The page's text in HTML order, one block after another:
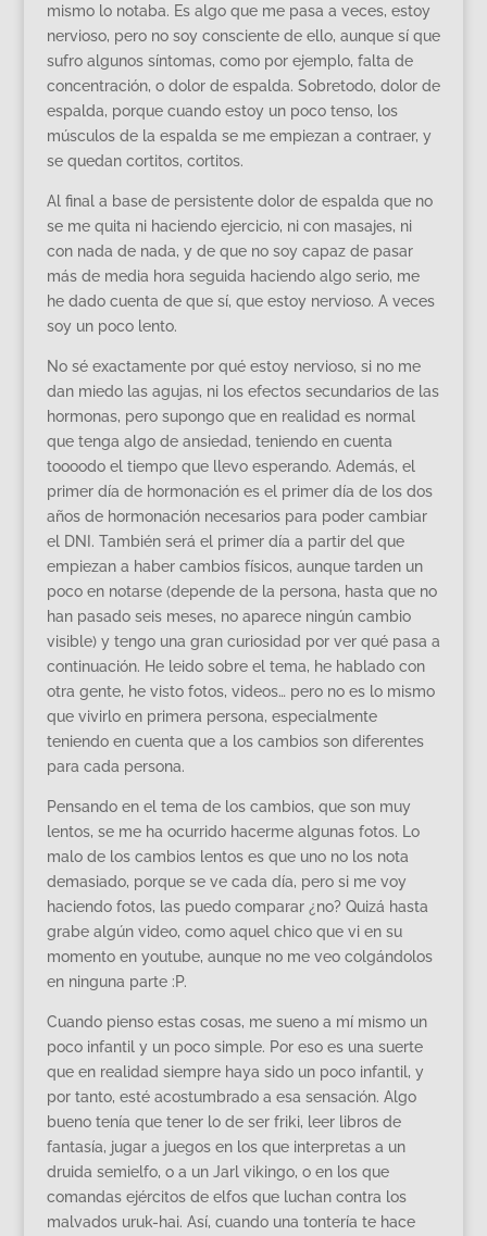
mismo lo notaba. Es algo que me pasa a veces, estoy
nervioso, pero no soy consciente de ello, aunque sí que
sufro algunos síntomas, como por ejemplo, falta de
concentración, o dolor de espalda. Sobretodo, dolor de
espalda, porque cuando estoy un poco tenso, los
músculos de la espalda se me empiezan a contraer, y
se quedan cortitos, cortitos.
Al final a base de persistente dolor de espalda que no
se me quita ni haciendo ejercicio, ni con masajes, ni
con nada de nada, y de que no soy capaz de pasar
más de media hora seguida haciendo algo serio, me
he dado cuenta de que sí, que estoy nervioso. A veces
soy un poco lento.
No sé exactamente por qué estoy nervioso, si no me
dan miedo las agujas, ni los efectos secundarios de las
hormonas, pero supongo que en realidad es normal
que tenga algo de ansiedad, teniendo en cuenta
toooodo el tiempo que llevo esperando. Además, el
primer día de hormonación es el primer día de los dos
años de hormonación necesarios para poder cambiar
el DNI. También será el primer día a partir del que
empiezan a haber cambios físicos, aunque tarden un
poco en notarse (depende de la persona, hasta que no
han pasado seis meses, no aparece ningún cambio
visible) y tengo una gran curiosidad por ver qué pasa a
continuación. He leido sobre el tema, he hablado con
otra gente, he visto fotos, videos… pero no es lo mismo
que vivirlo en primera persona, especialmente
teniendo en cuenta que a los cambios son diferentes
para cada persona.
Pensando en el tema de los cambios, que son muy
lentos, se me ha ocurrido hacerme algunas fotos. Lo
malo de los cambios lentos es que uno no los nota
demasiado, porque se ve cada día, pero si me voy
haciendo fotos, las puedo comparar ¿no? Quizá hasta
grabe algún video, como aquel chico que vi en su
momento en youtube, aunque no me veo colgándolos
en ninguna parte :P.
Cuando pienso estas cosas, me sueno a mí mismo un
poco infantil y un poco simple. Por eso es una suerte
que en realidad siempre haya sido un poco infantil, y
por tanto, esté acostumbrado a esa sensación. Algo
bueno tenía que tener lo de ser friki, leer libros de
fantasía, jugar a juegos en los que interpretas a un
druida semielfo, o a un Jarl vikingo, o en los que
comandas ejércitos de elfos que luchan contra los
malvados uruk-hai. Así, cuando una tontería te hace